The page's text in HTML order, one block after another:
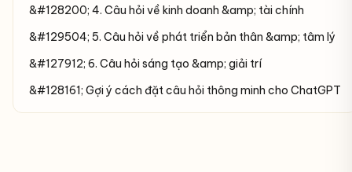
&#128200; 4. Câu hỏi về kinh doanh &amp; tài chính
&#129504; 5. Câu hỏi về phát triển bản thân &amp; tâm lý
&#127912; 6. Câu hỏi sáng tạo &amp; giải trí
&#128161; Gợi ý cách đặt câu hỏi thông minh cho ChatGPT